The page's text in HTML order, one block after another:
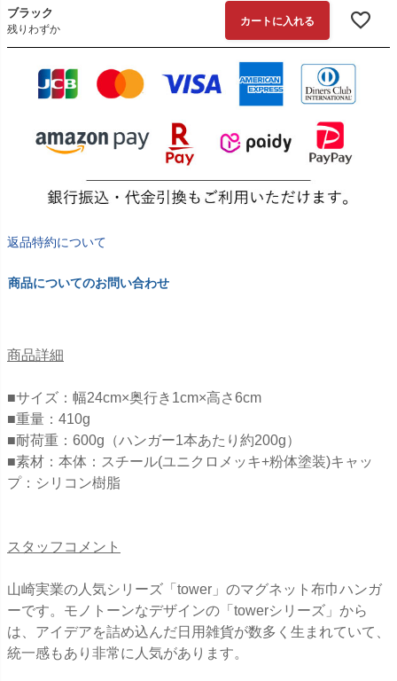
ブラック
残りわずか
カートに入れる
返品特約について
商品についてのお問い合わせ
商品詳細
■サイズ：幅24cm×奥行き1cm×高さ6cm
■重量：410g
■耐荷重：600g（ハンガー1本あたり約200g）
■素材：本体：スチール(ユニクロメッキ+粉体塗装)キャッ
プ：シリコン樹脂
スタッフコメント
山崎実業の人気シリーズ「tower」のマグネット布巾ハンガ
ーです。モノトーンなデザインの「towerシリーズ」から
は、アイデアを詰め込んだ日用雑貨が数多く生まれていて、
統一感もあり非常に人気があります。